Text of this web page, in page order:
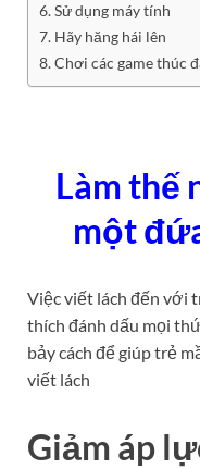
Sử dụng máy tính
Hãy hăng hái lên
Chơi các game thúc
Làm thế
một
Việc viết lách đến với
thích đánh dấu mọi
bảy cách để giúp trẻ
viết lách
Giảm áp